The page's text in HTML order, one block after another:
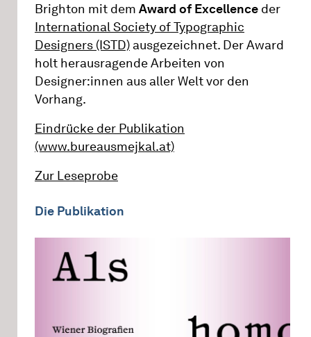
Brighton mit dem Award of Excellence der
International Society of Typographic
Designers (ISTD) ausgezeichnet. Der Award
holt herausragende Arbeiten von
Designer:innen aus aller Welt vor den
Vorhang.
Eindrücke der Publikation
(www.bureausmejkal.at)
Zur Leseprobe
Die Publikation